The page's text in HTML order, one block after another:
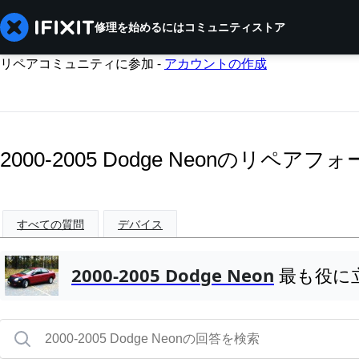
修理を始めるにはコミュニティストア
リペアコミュニティに参加 - アカウントの作成
2000-2005 Dodge Neonのリペアフォ
すべての質問 デバイス
2000-2005 Dodge Neon 最も役に